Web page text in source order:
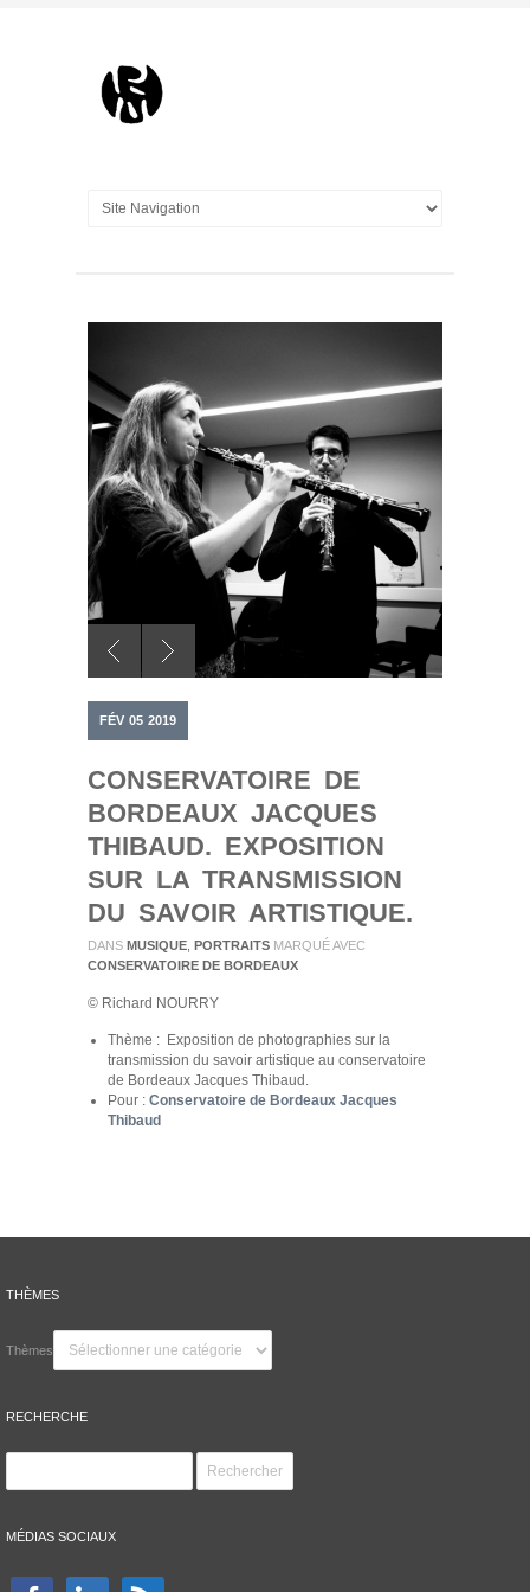
FÉV 05 2019
CONSERVATOIRE DE
BORDEAUX JACQUES
THIBAUD. EXPOSITION
SUR LA TRANSMISSION
DU SAVOIR ARTISTIQUE.
DANS MUSIQUE PORTRAITS MARQUÉ AVEC
CONSERVATOIRE DE BORDEAUX
© Richard NOURRY
Thème : Exposition de photographies sur la
transmission du savoir artistique au conservatoire
de Bordeaux Jacques Thibaud.
Pour : Conservatoire de Bordeaux Jacques
Thibaud
THÈMES
Thèmes
RECHERCHE
MÉDIAS SOCIAUX